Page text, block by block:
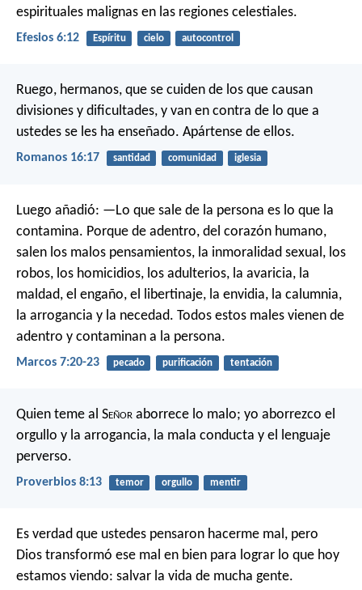
espirituales malignas en las regiones celestiales.
Efesios 6:12 Espíritu cielo autocontrol
Ruego, hermanos, que se cuiden de los que causan
divisiones y dificultades, y van en contra de lo que a
ustedes se les ha enseñado. Apártense de ellos.
Romanos 16:17 santidad comunidad iglesia
Luego añadió: —Lo que sale de la persona es lo que la
contamina. Porque de adentro, del corazón humano,
salen los malos pensamientos, la inmoralidad sexual, los
robos, los homicidios, los adulterios, la avaricia, la
maldad, el engaño, el libertinaje, la envidia, la calumnia,
la arrogancia y la necedad. Todos estos males vienen de
adentro y contaminan a la persona.
Marcos 7:20-23 pecado purificación tentación
Quien teme al Señor aborrece lo malo; yo aborrezco el
orgullo y la arrogancia, la mala conducta y el lenguaje
perverso.
Proverbios 8:13 temor orgullo mentir
Es verdad que ustedes pensaron hacerme mal, pero
Dios transformó ese mal en bien para lograr lo que hoy
estamos viendo: salvar la vida de mucha gente.